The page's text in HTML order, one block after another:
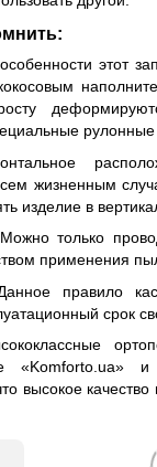
этот
жизненным
изделие в
только
применения
правило
срок
«Komforto.ua»
высокое